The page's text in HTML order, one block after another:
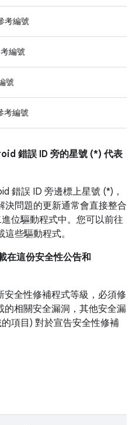
考編號
編號
號
考編號
錯誤 ID 旁的星號 (*) 代表
錯誤 ID 旁邊標上星號 (*)，
決問題的更新通常會直接整合
位驅動程式中。您可以前往
這些驅動程式。
在這份安全性公告和
全性修補程式等級，必須修
的相關安全漏洞，其他安全漏
項目) 對於宣告安全性修補